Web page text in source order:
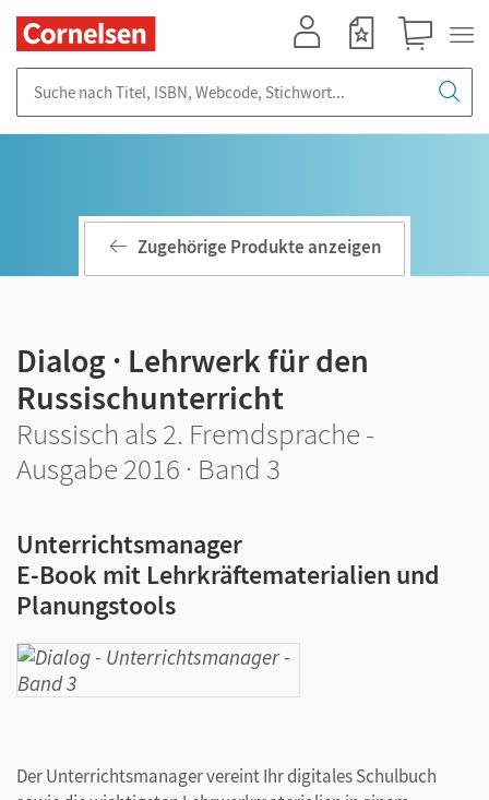
Zugehörige Produkte anzeigen
Dialog · Lehrwerk für den
Russischunterricht
Russisch als 2. Fremdsprache -
Ausgabe 2016 · Band 3
Unterrichtsmanager
E-Book mit Lehrkräftematerialien und
Planungstools
Der Unterrichtsmanager vereint Ihr digitales Schulbuch